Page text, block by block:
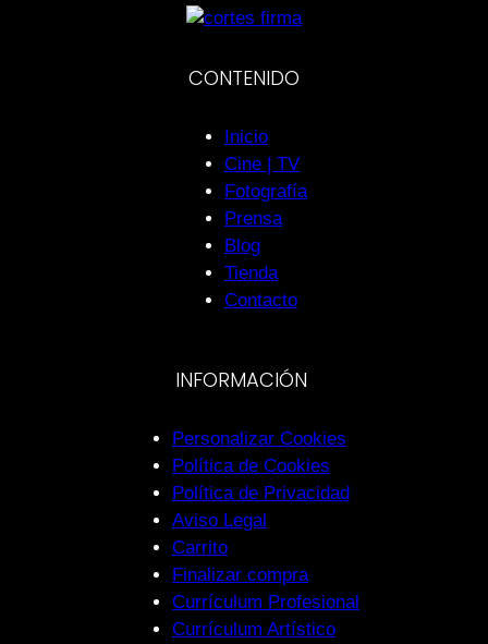
CONTENIDO
Inicio
Cine | TV
Fotografía
Prensa
Blog
Tienda
Contacto
INFORMACIÓN
Personalizar Cookies
Política de Cookies
Política de Privacidad
Aviso Legal
Carrito
Finalizar compra
Currículum Profesional
Currículum Artístico